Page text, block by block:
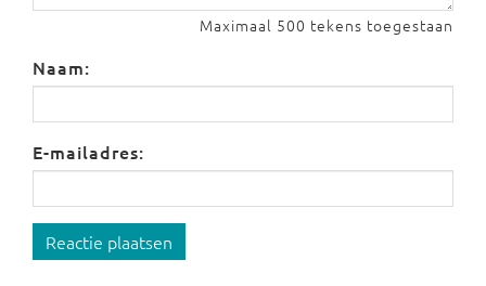
Maximaal 500 tekens toegestaan
Naam:
E-mailadres:
Reactie plaatsen